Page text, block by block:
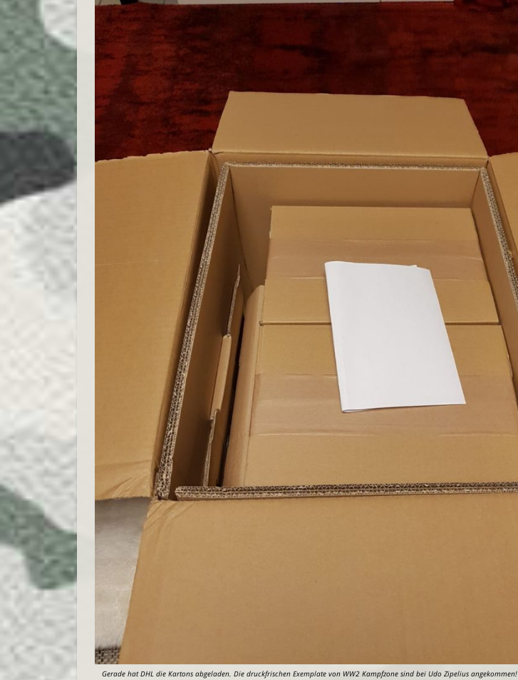
Gerade hat DHL die Kartons abgeladen. Die druckfrischen Exemplate von WW2 Kampfzone sind bei Udo Zipelius angekommen!